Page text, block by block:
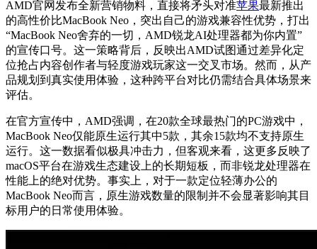
AMD官网发布全新营销物料，直接将矛头对准苹果最新推出
的高性价比MacBook Neo，突出自己的游戏兼容性优势，打出
“MacBook Neo舍弃的一切，AMD锐龙AI处理器都为你内置”
的宣传口号。这一策略背后，反映出AMD试图通过差异化定
位抢占内容创作者与轻度游戏玩家这一交叉市场。然而，从产
品规划到真实使用体验，这种跨平台对比仍需结合具体场景来
评估。
在官方宣传中，AMD强调，在20款全球最热门的PC游戏中，
MacBook Neo仅能原生运行其中5款，其余15款均不支持原生
运行。这一数据看似极具冲击力，但客观来看，这更多反映了
macOS平台在游戏生态建设上的长期短板，而非锐龙处理器在
性能上的绝对优势。事实上，对于一款定位轻薄办公的
MacBook Neo而言，原生游戏数量的限制并不会显著影响其目
标用户的日常使用体验。